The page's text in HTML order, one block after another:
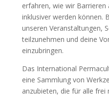
erfahren, wie wir Barrieren
inklusiver werden können.
unseren Veranstaltungen,
teilzunehmen und deine
einzubringen.
Das International
eine Sammlung von
anzubieten, die für alle frei